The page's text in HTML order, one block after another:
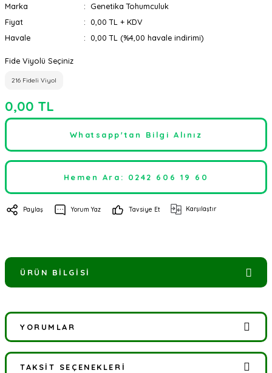
Marka
Genetika Tohumculuk
Fiyat
0,00 TL + KDV
Havale
0,00 TL (%4,00 havale indirimi)
Fide Viyolü Seçiniz
216 Fideli Viyol
0,00 TL
Whatsapp'tan Bilgi Alınız
Hemen Ara: 0242 606 19 60
Paylaş Yorum Yaz Tavsiye Et Karşılaştır
ÜRÜN BILGISI
YORUMLAR
TAKSIT SEÇENEKLERI